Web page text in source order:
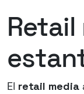
Retail
El retail media